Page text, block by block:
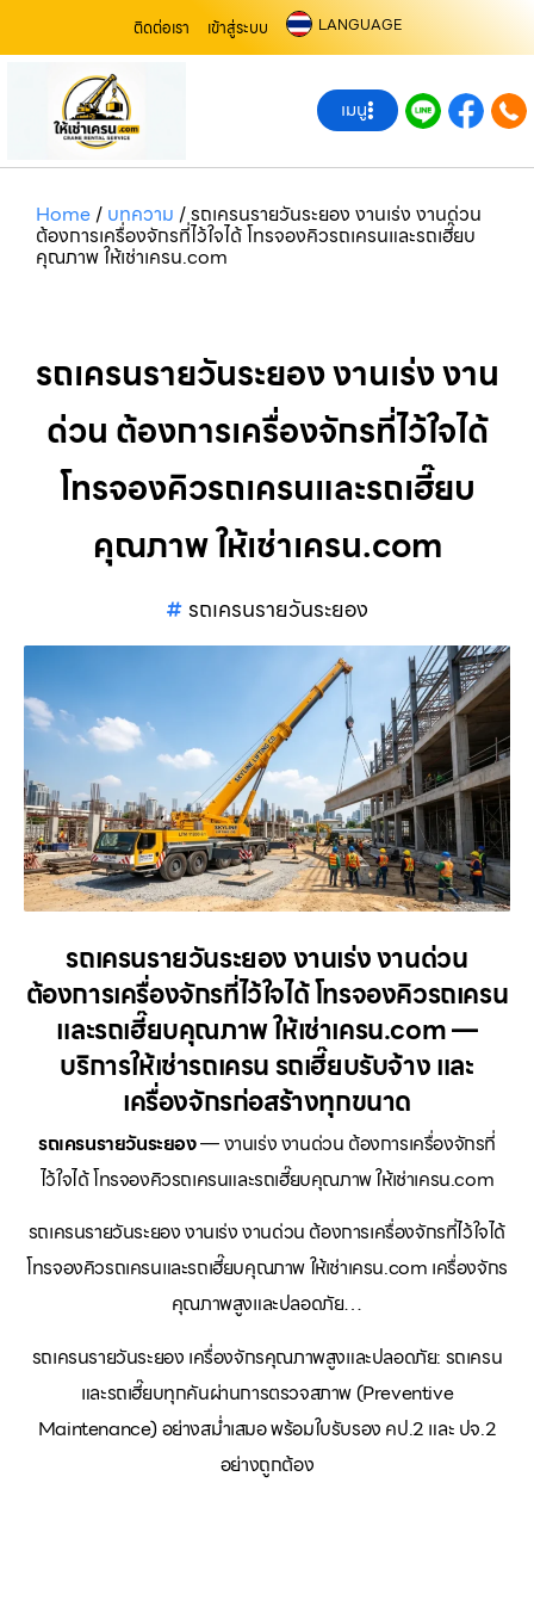
ติดต่อเรา เข้าสู่ระบบ LANGUAGE
เมนู
Home/ บทความ /รถเครนรายวันระยอง งานเร่ง งานด่วน
ต้องการเครื่องจักรที่ไว้ใจได้ โทรจองคิวรถเครนและรถเฮี๊ยบ
คุณภาพ ให้เช่าเครน.com
รถเครนรายวันระยอง งานเร่ง งาน
ด่วน ต้องการเครื่องจักรที่ไว้ใจได้
โทรจองคิวรถเครนและรถเฮี๊ยบ
คุณภาพ ให้เช่าเครน.com
รถเครนรายวันระยอง
รถเครนรายวันระยอง งานเร่ง งานด่วน
ต้องการเครื่องจักรที่ไว้ใจได้ โทรจองคิวรถเครน
และรถเฮี๊ยบคุณภาพ ให้เช่าเครน.com —
บริการให้เช่ารถเครน รถเฮี๊ยบรับจ้าง และ
เครื่องจักรก่อสร้างทุกขนาด
รถเครนรายวันระยอง— งานเร่ง งานด่วน ต้องการเครื่องจักรที่
ไว้ใจได้ โทรจองคิวรถเครนและรถเฮี๊ยบคุณภาพ ให้เช่าเครน.com
รถเครนรายวันระยอง งานเร่ง งานด่วน ต้องการเครื่องจักรที่ไว้ใจได้
โทรจองคิวรถเครนและรถเฮี๊ยบคุณภาพ ให้เช่าเครน.com เครื่องจักร
คุณภาพสูงและปลอดภัย…
รถเครนรายวันระยอง เครื่องจักรคุณภาพสูงและปลอดภัย: รถเครน
และรถเฮี๊ยบทุกคันผ่านการตรวจสภาพ (Preventive
Maintenance) อย่างสม่ำเสมอ พร้อมใบรับรอง คป.2 และ ปจ.2
อย่างถูกต้อง